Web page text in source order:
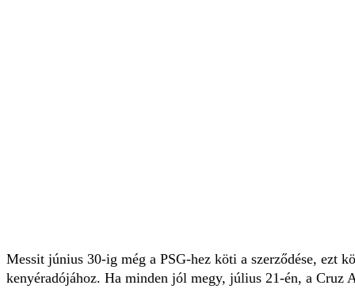
Messit június 30-ig még a PSG-hez köti a szerződése, ezt
kenyéradójához. Ha minden jól megy, július 21-én, a